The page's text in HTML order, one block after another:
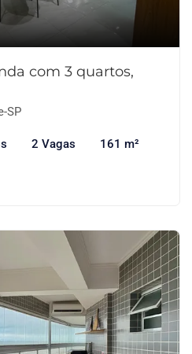
com 3 quartos,
SP
2 Vagas 161 m²